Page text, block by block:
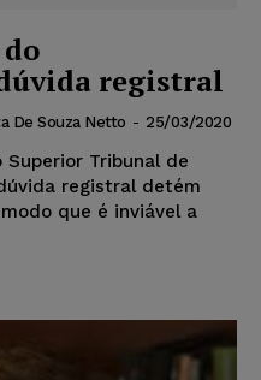
registral
De Souza Netto - 25/03/2020
Tribunal de
registral detém
que é inviável a